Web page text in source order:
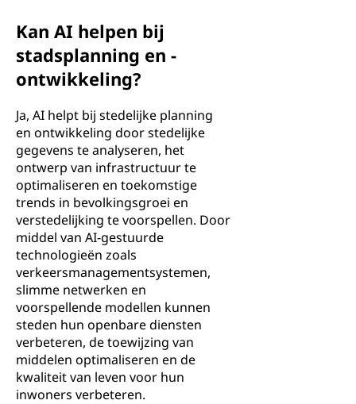
Kan AI helpen bij
stadsplanning en -
ontwikkeling?
Ja, AI helpt bij stedelijke planning
en ontwikkeling door stedelijke
gegevens te analyseren, het
ontwerp van infrastructuur te
optimaliseren en toekomstige
trends in bevolkingsgroei en
verstedelijking te voorspellen. Door
middel van AI-gestuurde
technologieën zoals
verkeersmanagementsystemen,
slimme netwerken en
voorspellende modellen kunnen
steden hun openbare diensten
verbeteren, de toewijzing van
middelen optimaliseren en de
kwaliteit van leven voor hun
inwoners verbeteren.